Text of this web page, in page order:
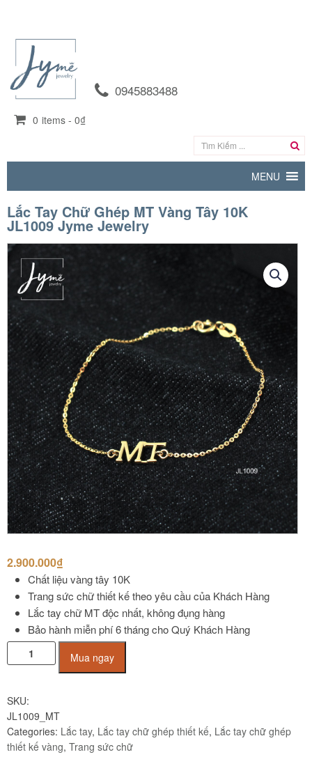
0945883488
0 items - 0₫
MENU
Lắc Tay Chữ Ghép MT Vàng Tây 10K
JL1009 Jyme Jewelry
2.900.000₫
Chất liệu vàng tây 10K
Trang sức chữ thiết kế theo yêu cầu của Khách Hàng
Lắc tay chữ MT độc nhất, không đụng hàng
Bảo hành miễn phí 6 tháng cho Quý Khách Hàng
tay
ghép
MT
vàng
tây
Mua ngay
SKU:
JL1009_MT
Categories: Lắc tay, Lắc tay chữ ghép thiết kế, Lắc tay chữ ghép
thiết kế vàng, Trang sức chữ